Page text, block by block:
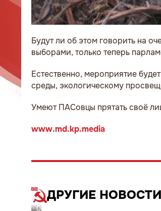
Будут ли об этом говорить на
выборами, только теперь
Естественно, мероприятие
среды, экологическому
Умеют ПАСовцы прятать своё
www.md.kp.media
ДРУГИЕ НОВОСТИ
05.08.26